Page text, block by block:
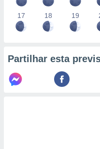
17 18 19
Partilhar esta